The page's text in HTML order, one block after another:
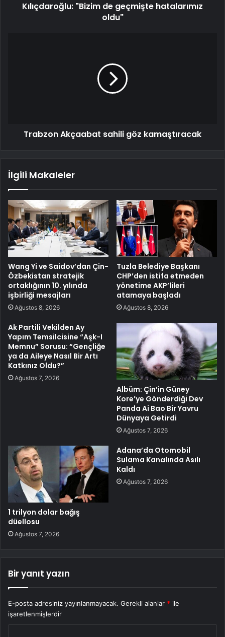
Kılıçdaroğlu: "Bizim de geçmişte hatalarımız
oldu"
Trabzon Akçaabat sahili göz kamaştıracak
İlgili Makaleler
Wang Yi ve Saidov’dan Çin-
Özbekistan stratejik
ortaklığının 10. yılında
işbirliği mesajları
Ağustos 8, 2026
Tuzla Belediye Başkanı
CHP’den istifa etmeden
yönetime AKP’lileri
atamaya başladı
Ağustos 8, 2026
Ak Partili Vekilden Ay
Yapım Temsilcisine “Aşk-I
Memnu” Sorusu: “Gençliğe
ya da Aileye Nasıl Bir Artı
Katkınız Oldu?”
Ağustos 7, 2026
Albüm: Çin’in Güney
Kore’ye Gönderdiği Dev
Panda Ai Bao Bir Yavru
Dünyaya Getirdi
Ağustos 7, 2026
1 trilyon dolar bağış
düellosu
Ağustos 7, 2026
Adana’da Otomobil
Sulama Kanalında Asılı
Kaldı
Ağustos 7, 2026
Bir yanıt yazın
E-posta adresiniz yayınlanmayacak. Gerekli alanlar * ile
işaretlenmişlerdir